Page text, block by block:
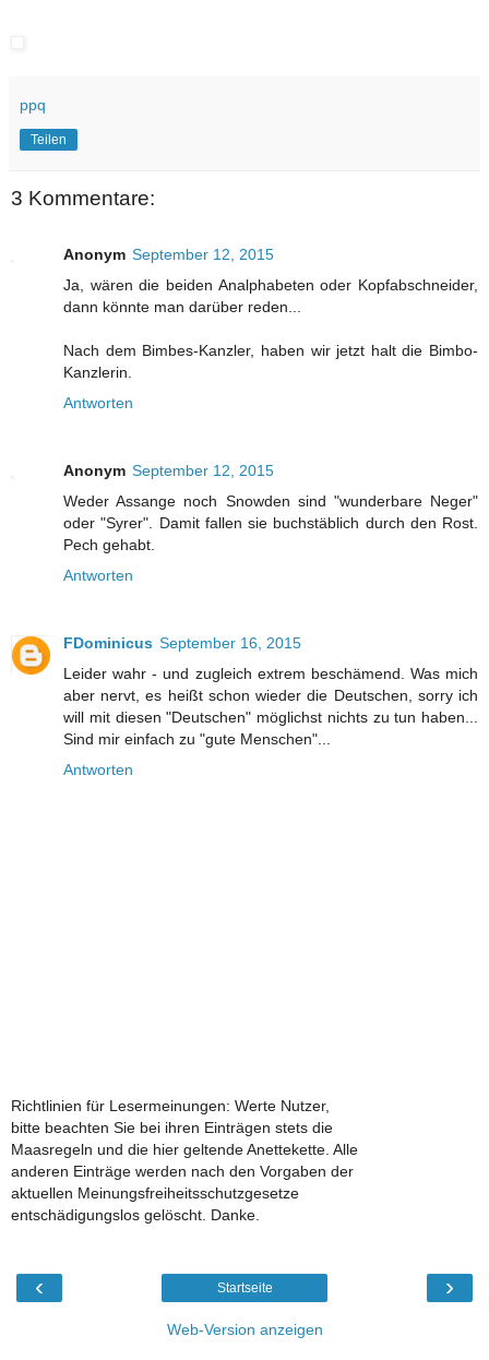
ppq
Teilen
3 Kommentare:
Anonym September 12, 2015
Ja, wären die beiden Analphabeten oder Kopfabschneider,
dann könnte man darüber reden...
Nach dem Bimbes-Kanzler, haben wir jetzt halt die Bimbo-
Kanzlerin.
Antworten
Anonym September 12, 2015
Weder Assange noch Snowden sind "wunderbare Neger"
oder "Syrer". Damit fallen sie buchstäblich durch den Rost.
Pech gehabt.
Antworten
FDominicus September 16, 2015
Leider wahr - und zugleich extrem beschämend. Was mich
aber nervt, es heißt schon wieder die Deutschen, sorry ich
will mit diesen "Deutschen" möglichst nichts zu tun haben...
Sind mir einfach zu "gute Menschen"...
Antworten
Richtlinien für Lesermeinungen: Werte Nutzer,
bitte beachten Sie bei ihren Einträgen stets die
Maasregeln und die hier geltende Anettekette. Alle
anderen Einträge werden nach den Vorgaben der
aktuellen Meinungsfreiheitsschutzgesetze
entschädigungslos gelöscht. Danke.
‹ ›
Startseite
Web-Version anzeigen